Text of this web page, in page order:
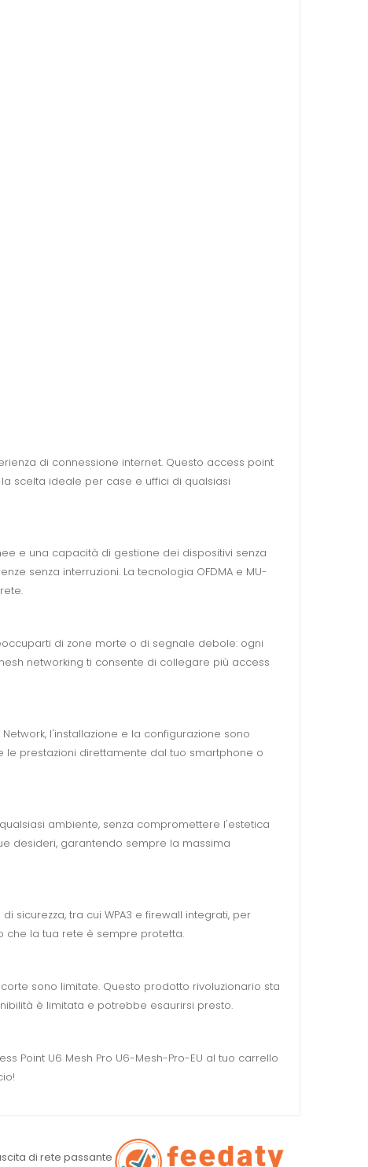
di connessione internet. Questo access point
scelta ideale per case e uffici di qualsiasi
e una capacità di gestione dei dispositivi senza
senza interruzioni. La tecnologia OFDMA e MU-
di zone morte o di segnale debole: ogni
networking ti consente di collegare più access
l'installazione e la configurazione sono
le prestazioni direttamente dal tuo smartphone o
ambiente, senza compromettere l'estetica
desideri, garantendo sempre la massima
sicurezza, tra cui WPA3 e firewall integrati, per
che la tua rete è sempre protetta.
sono limitate. Questo prodotto rivoluzionario sta
è limitata e potrebbe esaurirsi presto.
Point U6 Mesh Pro U6-Mesh-Pro-EU al tuo carrello
di rete passante